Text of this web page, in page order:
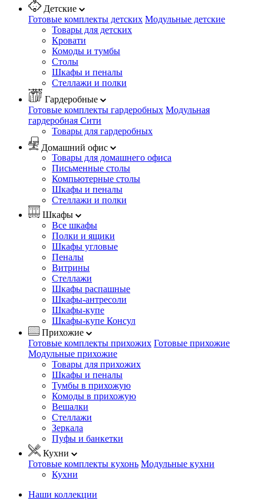
Детские
Готовые комплекты детских Модульные детские
Товары для детских
Кровати
Комоды и тумбы
Столы
Шкафы и пеналы
Стеллажи и полки
Гардеробные
Готовые комплекты гардеробных Модульная
гардеробная Сити
Товары для гардеробных
Домашний офис
Товары для домашнего офиса
Письменные столы
Компьютерные столы
Шкафы и пеналы
Стеллажи и полки
Шкафы
Все шкафы
Полки и ящики
Шкафы угловые
Пеналы
Витрины
Стеллажи
Шкафы распашные
Шкафы-антресоли
Шкафы-купе
Шкафы-купе Консул
Прихожие
Готовые комплекты прихожих Готовые прихожие
Модульные прихожие
Товары для прихожих
Шкафы и пеналы
Тумбы в прихожую
Комоды в прихожую
Вешалки
Стеллажи
Зеркала
Пуфы и банкетки
Кухни
Готовые комплекты кухонь Модульные кухни
Кухни
Наши коллекции